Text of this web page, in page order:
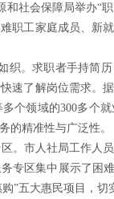
会保障局举办“职
职工家庭成员、新
。求职者手持简历
速了解岗位需求。
个领域的300多个
的精准性与广泛性。
市人社局工作人
专区集中展示了困
”五大惠民项目，